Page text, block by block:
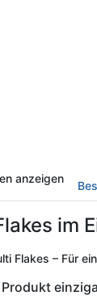
anzeigen
im
Flakes – Für